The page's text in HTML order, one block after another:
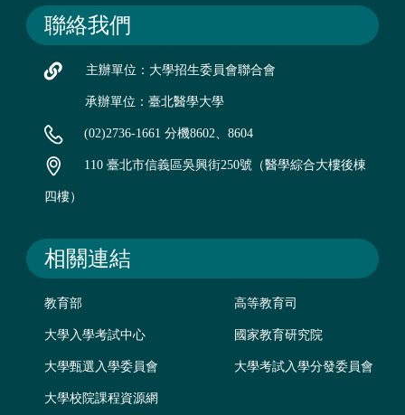
聯絡我們
主辦單位：大學招生委員會聯合會
承辦單位：臺北醫學大學
(02)2736-1661 分機8602、8604
110 臺北市信義區吳興街250號（醫學綜合大樓後棟
四樓）
相關連結
教育部 高等教育司
大學入學考試中心 國家教育研究院
大學甄選入學委員會 大學考試入學分發委員會
大學校院課程資源網